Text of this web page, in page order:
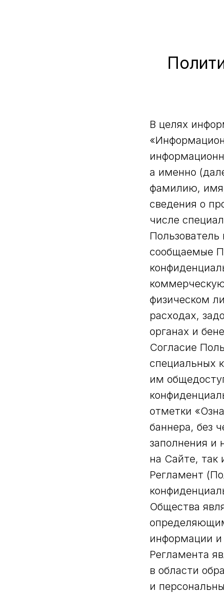
В целях
а именно
фамилию, имя,
сведения о
числе
сообщаемые
физическом
расходах,
органах и
Согласие
специальных
им
отметки
баннера, без
заполнения и
на Сайте, так
Регламент
Общества
информации
Регламента
в области
и